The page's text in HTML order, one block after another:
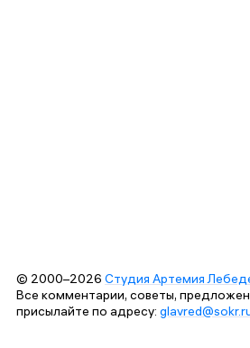
© 2000–2026 Студия Артемия
Все комментарии, советы,
присылайте по адресу: